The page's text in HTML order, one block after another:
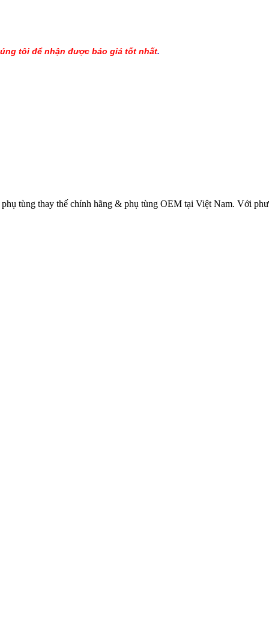
tôi để nhận được báo giá tốt nhất.
tùng thay thế chính hãng & phụ tùng OEM tại Việt Nam. Với